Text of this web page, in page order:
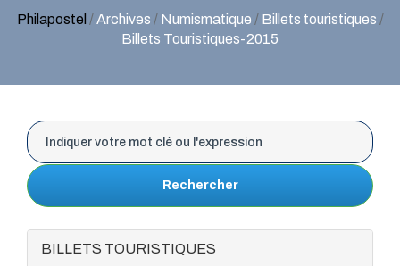
Philapostel /Archives / Numismatique / Billets touristiques /
Billets Touristiques-2015
Rechercher
BILLETS TOURISTIQUES